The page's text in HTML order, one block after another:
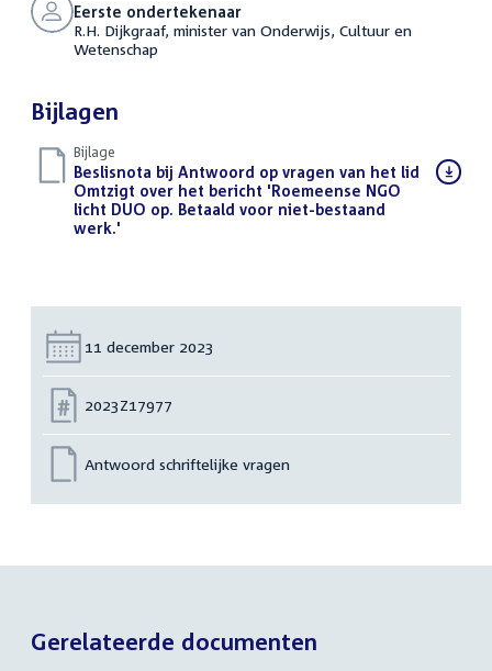
Eerste ondertekenaar
R.H. Dijkgraaf, minister van Onderwijs, Cultuur en
Wetenschap
Bijlagen
Bijlage
Download
bestand:
Beslisnota bij Antwoord op vragen van het lid
Omtzigt over het bericht 'Roemeense NGO
licht DUO op. Betaald voor niet-bestaand
werk.'
Datum:
11 december 2023
Nummer:
2023Z17977
Antwoord schriftelijke vragen
Gerelateerde documenten